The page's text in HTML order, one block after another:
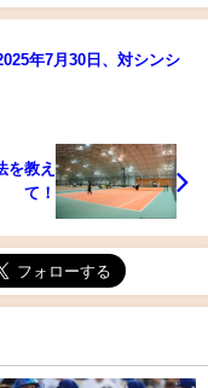
年7月30日、対シンシ
を教え
て！